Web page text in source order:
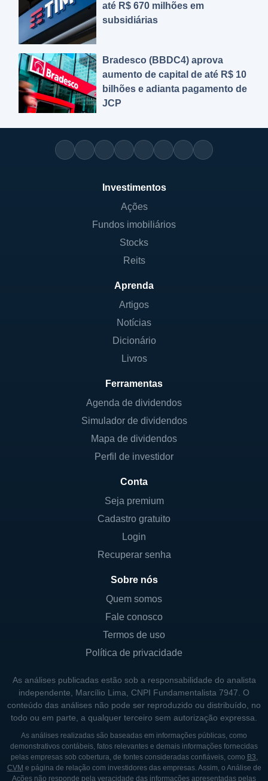
até R$ 670 milhões em
subsidiárias
Bradesco (BBDC4) aprova
aumento de capital de até R$ 10
bilhões e adianta pagamento de
JCP
Investimentos
Ações
Fundos imobiliários
Stocks
Reits
Aprenda
Artigos
Notícias
Dicionário
Livros
Ferramentas
Agenda de dividendos
Simulador de dividendos
Mapa de dividendos
Perfil de investidor
Conta
Seja premium
Cadastro gratuito
Login
Recuperar senha
Sobre nós
Quem somos
Fale conosco
Termos de uso
Política de privacidade
As análises publicadas estão sob a responsabilidade do analista
independente, Marcílio Lima, CNPI Fundamentalista 7947. O
conteúdo das análises não pode ser reproduzido ou distribuído, no
todo ou em parte, a qualquer terceiro sem autorização expressa.
As análises realizadas são baseadas em informações públicas, como
demonstrativos contábeis, fatos relevantes e demais informações fornecidas
pelas empresas sob cobertura, de fontes consideradas confiáveis, como B3,
CVM e página de relação com investidores das empresas. Assim, o Análise de
Ações não responde pela veracidade das informações apresentadas pelas